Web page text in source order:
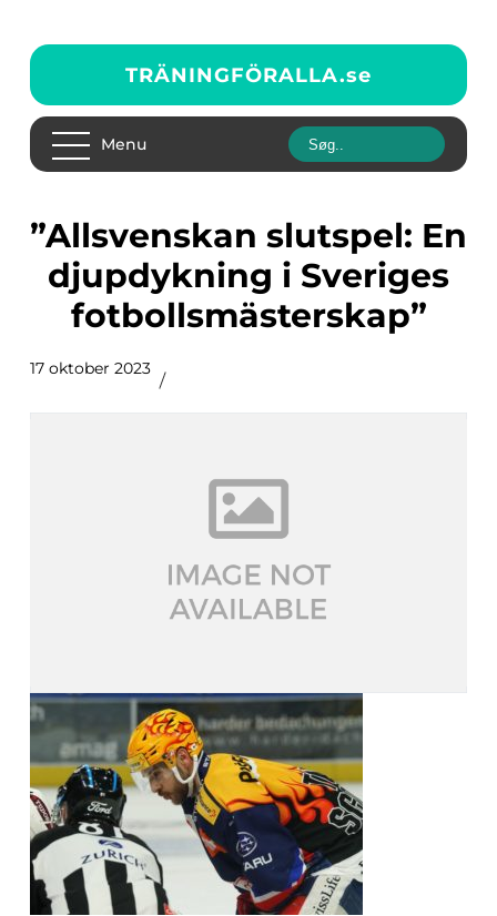
TRÄNINGFÖRALLA.se
Menu
”Allsvenskan slutspel: En
djupdykning i Sveriges
fotbollsmästerskap”
17 oktober 2023